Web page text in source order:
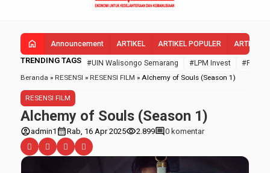
home Announcement ARTIKEL ARTIKEL POPULER ARTIKEL
TRENDING TAGS #UIN Walisongo Semarang #LPM Invest
#FEBI
Beranda » RESENSI » RESENSI FILM » Alchemy of Souls (Season 1)
RESENSI FILM
Alchemy of Souls (Season 1)
account_circleadmin1 calendar_monthRab, 16 Apr 2025visibility2.899comment0 komentar